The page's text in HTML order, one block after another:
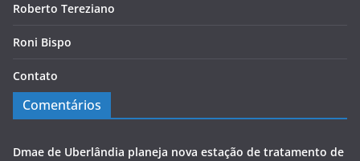
Roberto Tereziano
Roni Bispo
Contato
Comentários
Dmae de Uberlândia planeja nova estação de tratamento de